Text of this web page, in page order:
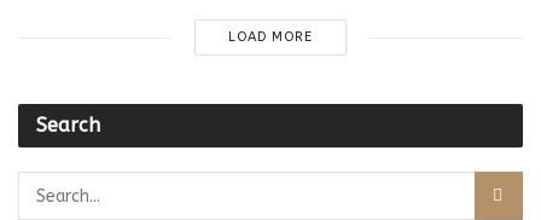
LOAD MORE
Search